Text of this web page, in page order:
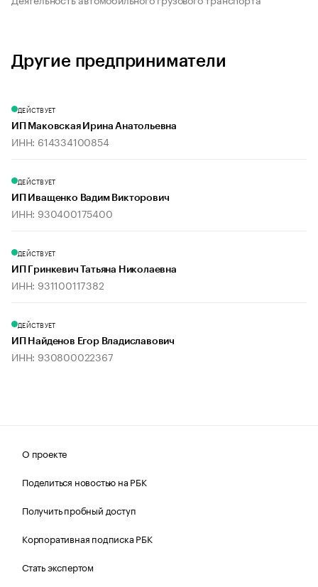
Другие предприниматели
ДЕЙСТВУЕТ
ИП Маковская Ирина Анатольевна
ИНН: 614334100854
ДЕЙСТВУЕТ
ИП Иващенко Вадим Викторович
ИНН: 930400175400
ДЕЙСТВУЕТ
ИП Гринкевич Татьяна Николаевна
ИНН: 931100117382
ДЕЙСТВУЕТ
ИП Найденов Егор Владиславович
ИНН: 930800022367
О проекте
Поделиться новостью на РБК
Получить пробный доступ
Корпоративная подписка РБК
Стать экспертом